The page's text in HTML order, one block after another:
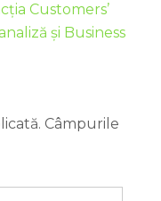
Customers’
și Business
Câmpurile